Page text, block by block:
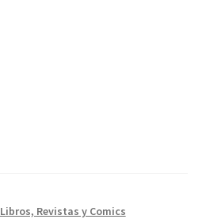
Libros, Revistas y Comics